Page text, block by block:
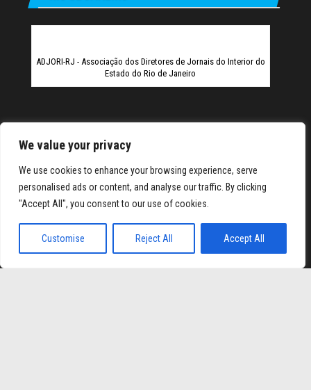
We value your privacy
We use cookies to enhance your browsing experience, serve
personalised ads or content, and analyse our traffic. By clicking
"Accept All", you consent to our use of cookies.
Customise Reject All Accept All
ADJORI-RJ - Associação dos Diretores de Jornais do Interior do
Estado do Rio de Janeiro
Hiltonbet Elexbet Giris Bahis Siteleri
Orgulhosamente mantido comWordPress |Tema:Envo
Magazine